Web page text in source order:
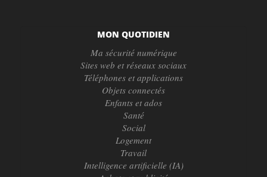
MON QUOTIDIEN
Ma sécurité numérique
Sites web et réseaux sociaux
Téléphones et applications
Objets connectés
Enfants et ados
Santé
Social
Logement
Travail
Intelligence artificielle (IA)